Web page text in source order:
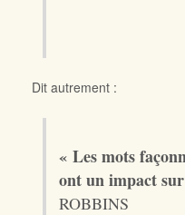
Dit autrement :
« Les mots
ont un impact
ROBBINS